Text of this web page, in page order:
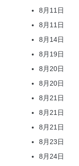
8月11日
8月11日
8月14日
8月19日
8月20日
8月20日
8月21日
8月21日
8月21日
8月23日
8月24日